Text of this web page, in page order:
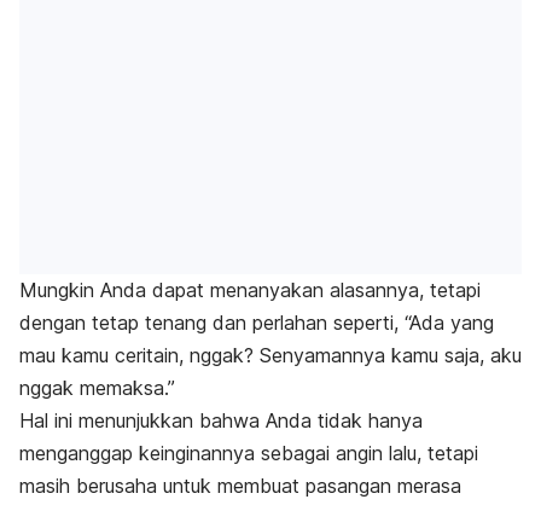
Mungkin Anda dapat menanyakan alasannya, tetapi
dengan tetap tenang dan perlahan seperti, “Ada yang
mau kamu ceritain, nggak? Senyamannya kamu saja, aku
nggak memaksa.”
Hal ini menunjukkan bahwa Anda tidak hanya
menganggap keinginannya sebagai angin lalu, tetapi
masih berusaha untuk membuat pasangan merasa